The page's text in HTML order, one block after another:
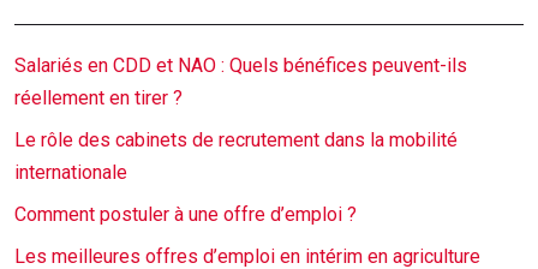
Salariés en CDD et NAO : Quels bénéfices peuvent-ils
réellement en tirer ?
Le rôle des cabinets de recrutement dans la mobilité
internationale
Comment postuler à une offre d’emploi ?
Les meilleures offres d’emploi en intérim en agriculture